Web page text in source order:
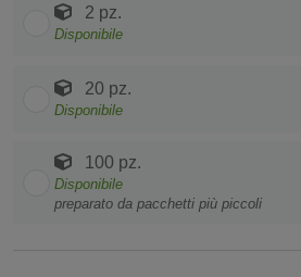
2 pz.
Disponibile
20 pz.
Disponibile
100 pz.
Disponibile
preparato da pacchetti più piccoli